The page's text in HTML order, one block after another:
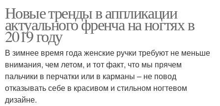
Новые тренды в аппликации
актуального френча на ногтях в
2019 году
В зимнее время года женские ручки требуют не меньше
внимания, чем летом, и тот факт, что мы прячем
пальчики в перчатки или в карманы – не повод
отказывать себе в красивом и стильном ногтевом
дизайне.